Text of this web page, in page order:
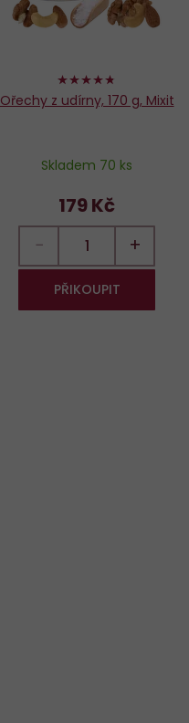
94%
Ořechy z udírny, 170 g, Mixit
Skladem 70 ks
179 Kč
− +
PŘIKOUPIT